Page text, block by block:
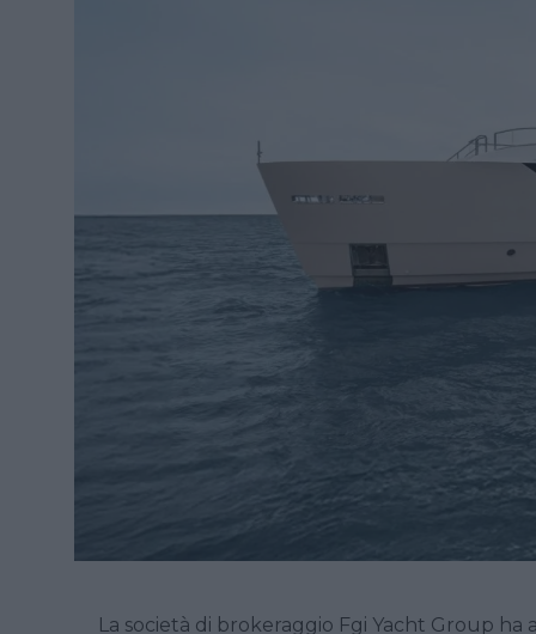
La società di brokeraggio Fgi Yacht Group